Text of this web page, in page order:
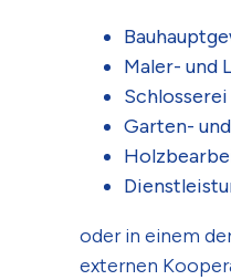
Maler- und
Garten-
oder in einem
externen